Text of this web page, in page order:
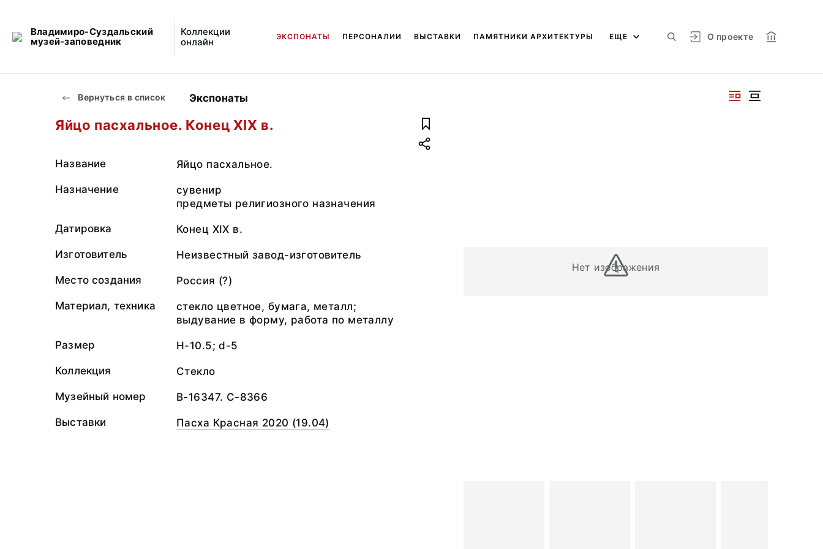
Владимиро-Суздальский
музей-заповедник
Коллекции
онлайн
О проекте
ЭКСПОНАТЫ ПЕРСОНАЛИИ ВЫСТАВКИ ПАМЯТНИКИ АРХИТЕКТУРЫ ЕЩЕ
Вернуться в список Экспонаты
Нет изображения
Яйцо пасхальное. Конец XIX в.
Название Яйцо пасхальное.
Назначение
сувенир
предметы религиозного назначения
Датировка Конец XIX в.
Изготовитель Неизвестный завод-изготовитель
Место создания Россия (?)
Материал, техника
стекло цветное, бумага, металл;
выдувание в форму, работа по металлу
Размер H-10.5; d-5
Коллекция Стекло
Музейный номер В-16347. С-8366
Выставки Пасха Красная 2020 (19.04)